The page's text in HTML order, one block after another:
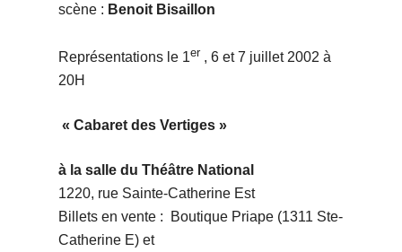
scène : Benoit Bisaillon
Représentations le 1er , 6 et 7 juillet 2002 à
20H
« Cabaret des Vertiges »
à la salle du Théâtre National
1220, rue Sainte-Catherine Est
Billets en vente : Boutique Priape (1311 Ste-
Catherine E) et